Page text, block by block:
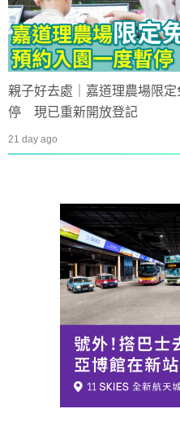
親子好去處｜嘉道理農場限
停 現已重新開放登記
21 day ago